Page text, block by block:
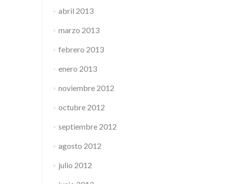
abril 2013
marzo 2013
febrero 2013
enero 2013
noviembre 2012
octubre 2012
septiembre 2012
agosto 2012
julio 2012